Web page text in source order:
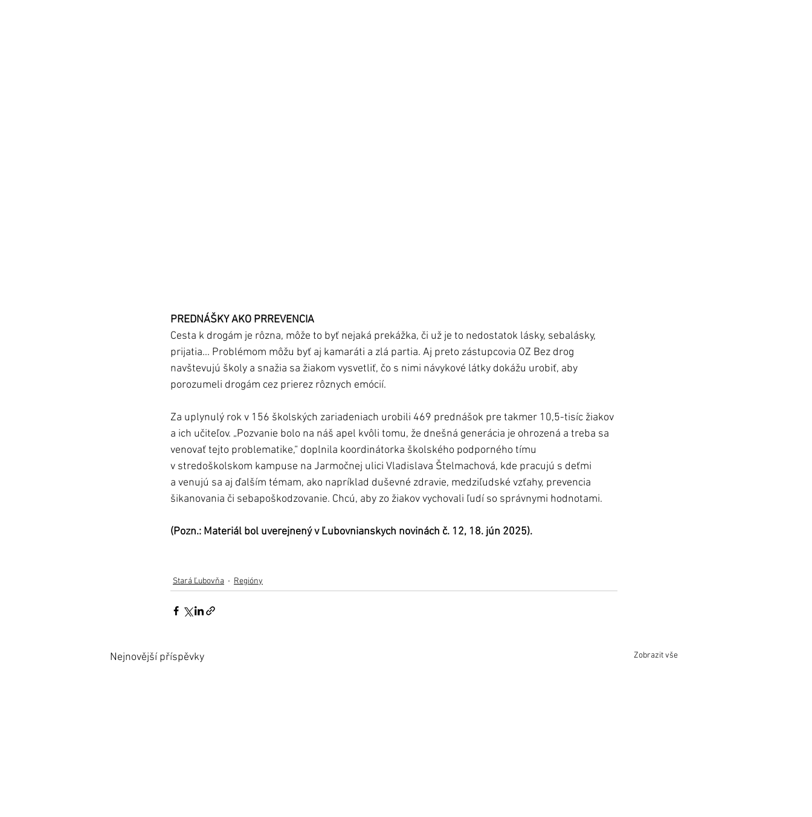
PREDNÁŠKY AKO PRREVENCIA
Cesta k drogám je rôzna, môže to byť nejaká prekážka, či už je to nedostatok lásky, sebalásky,
prijatia... Problémom môžu byť aj kamaráti a zlá partia. Aj preto zástupcovia OZ Bez drog
navštevujú školy a snažia sa žiakom vysvetliť, čo s nimi návykové látky dokážu urobiť, aby
porozumeli drogám cez prierez rôznych emócií.
Za uplynulý rok v 156 školských zariadeniach urobili 469 prednášok pre takmer 10,5-tisíc žiakov
a ich učiteľov. „Pozvanie bolo na náš apel kvôli tomu, že dnešná generácia je ohrozená a treba sa
venovať tejto problematike,“ doplnila koordinátorka školského podporného tímu
v stredoškolskom kampuse na Jarmočnej ulici Vladislava Štelmachová, kde pracujú s deťmi
a venujú sa aj ďalším témam, ako napríklad duševné zdravie, medziľudské vzťahy, prevencia
šikanovania či sebapoškodzovanie. Chcú, aby zo žiakov vychovali ľudí so správnymi hodnotami.
(Pozn.: Materiál bol uverejnený v Ľubovnianskych novinách č. 12, 18. jún 2025).
Stará Ľubovňa Regióny
Nejnovější příspěvky Zobrazit vše